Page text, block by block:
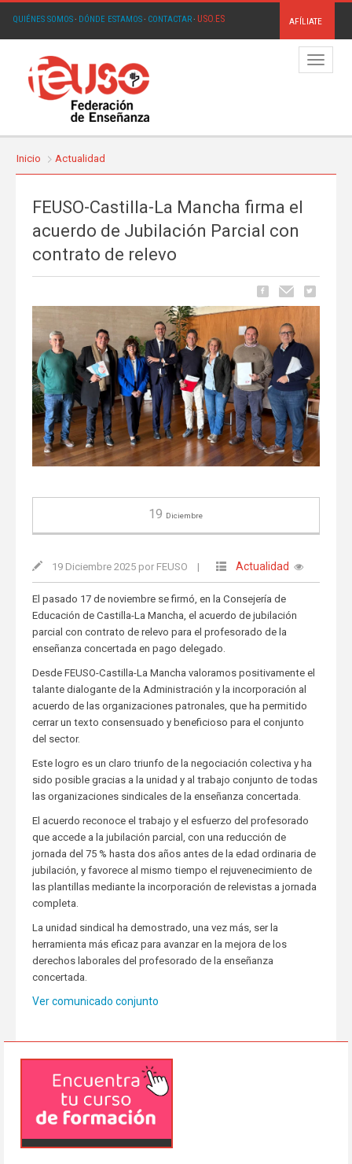
QUIÉNES SOMOS· DÓNDE ESTAMOS· CONTACTAR· USO.ES AFÍLIATE
Menú
Inicio Actualidad
FEUSO-Castilla-La Mancha firma el
acuerdo de Jubilación Parcial con
contrato de relevo
19 Diciembre
19 Diciembre 2025 por FEUSO | Actualidad
El pasado 17 de noviembre se firmó, en la Consejería de
Educación de Castilla-La Mancha, el acuerdo de jubilación
parcial con contrato de relevo para el profesorado de la
enseñanza concertada en pago delegado.
Desde FEUSO-Castilla-La Mancha valoramos positivamente el
talante dialogante de la Administración y la incorporación al
acuerdo de las organizaciones patronales, que ha permitido
cerrar un texto consensuado y beneficioso para el conjunto
del sector.
Este logro es un claro triunfo de la negociación colectiva y ha
sido posible gracias a la unidad y al trabajo conjunto de todas
las organizaciones sindicales de la enseñanza concertada.
El acuerdo reconoce el trabajo y el esfuerzo del profesorado
que accede a la jubilación parcial, con una reducción de
jornada del 75 % hasta dos años antes de la edad ordinaria de
jubilación, y favorece al mismo tiempo el rejuvenecimiento de
las plantillas mediante la incorporación de relevistas a jornada
completa.
La unidad sindical ha demostrado, una vez más, ser la
herramienta más eficaz para avanzar en la mejora de los
derechos laborales del profesorado de la enseñanza
concertada.
Ver comunicado conjunto